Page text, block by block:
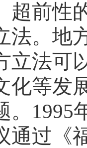
超前性
法。地
立法可
化等发
。1995
通过《